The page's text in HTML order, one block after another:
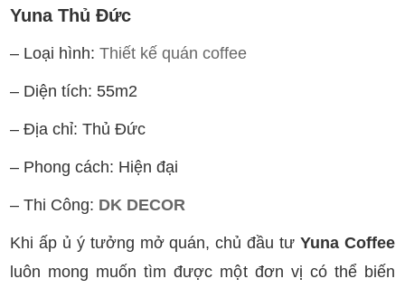
YunaThủ Đức
– Loại hình:Thiết kế quán coffee
– Diện tích: 55m2
– Địa chỉ: Thủ Đức
– Phong cách: Hiện đại
– Thi Công: DK DECOR
Khi ấp ủ ý tưởng mở quán, chủ đầu tư Yuna Coffee
luôn mong muốn tìm được một đơn vị có thể biến